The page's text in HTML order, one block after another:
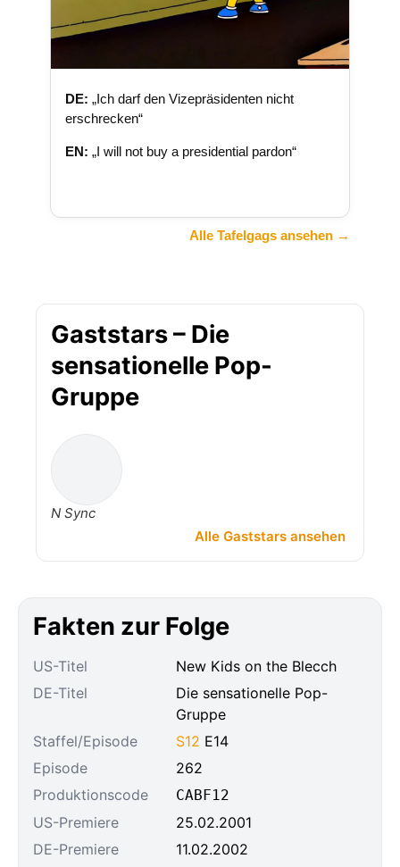
DE: „Ich darf den Vizepräsidenten nicht
erschrecken“
EN: „I will not buy a presidential pardon“
Alle Tafelgags ansehen →
Gaststars – Die
sensationelle Pop-
Gruppe
N Sync
Alle Gaststars ansehen
Fakten zur Folge
US-Titel
New Kids on the Blecch
DE-Titel
Die sensationelle Pop-
Gruppe
Staffel/Episode
S12 E14
Episode
262
Produktionscode
CABF12
US-Premiere
25.02.2001
DE-Premiere
11.02.2002